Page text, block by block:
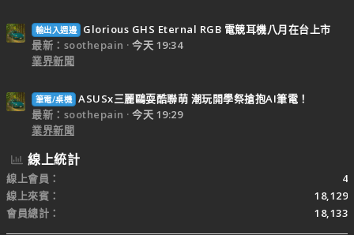
輸出入週邊
Glorious GHS Eternal RGB 電競耳機八月在台上市
最新：soothepain
今天 19:34
業界新聞
筆電/桌機 ASUSx三麗鷗耍酷聯萌 潮玩開學祭搶抱AI筆電！
最新：soothepain
今天 19:29
業界新聞
線上統計
線上會員
4
線上來賓
18,129
會員總計
18,133